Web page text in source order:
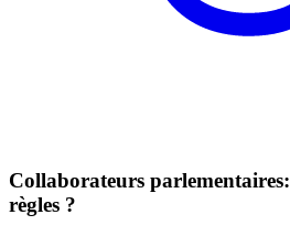
Collaborateurs
règles ?